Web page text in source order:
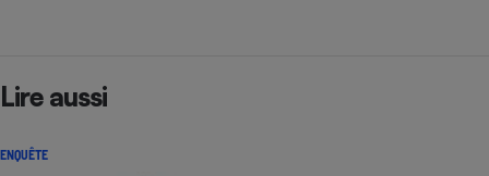
Lire aussi
ENQUÊTE